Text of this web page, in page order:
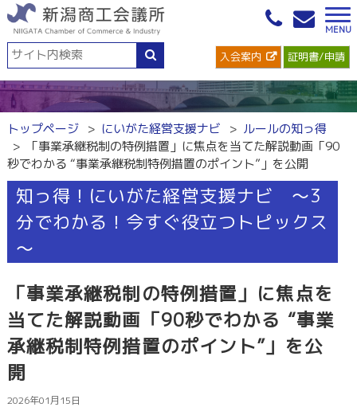
入会案内 証明書/申請
トップページ にいがた経営支援ナビ
ルールの知っ得
「事業承継税制の特例措置」に焦点を当てた解説動画「90
秒でわかる “事業承継税制特例措置のポイント”」を公開
知っ得！にいがた経営支援ナビ ～3
分でわかる！今すぐ役立つトピックス
～
「事業承継税制の特例措置」に焦点を
当てた解説動画「90秒でわかる “事業
承継税制特例措置のポイント”」を公
開
2026年01月15日